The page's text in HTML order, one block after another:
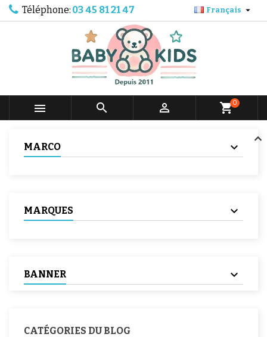
Téléphone: 03 45 81 21 47 Français 
   shopping_cart0
MARCO
MARQUES
BANNER
CATÉGORIES DU BLOG